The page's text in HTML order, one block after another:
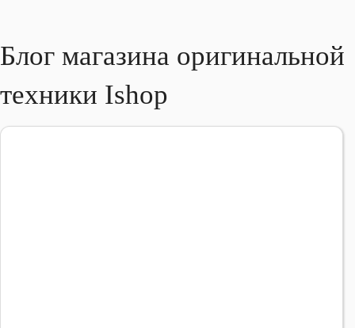
Блог магазина оригинальной
техники Ishop